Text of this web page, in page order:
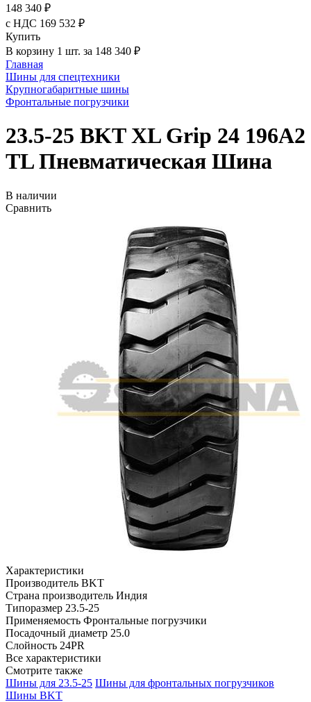
148 340 ₽
с НДС 169 532 ₽
Купить
В корзину 1 шт. за 148 340 ₽
Главная
Шины для спецтехники
Крупногабаритные шины
Фронтальные погрузчики
23.5-25 BKT XL Grip 24 196A2
TL Пневматическая Шина
В наличии
Сравнить
Характеристики
Производитель BKT
Страна производитель Индия
Типоразмер 23.5-25
Применяемость Фронтальные погрузчики
Посадочный диаметр 25.0
Слойность 24PR
Все характеристики
Смотрите также
Шины для 23.5-25 Шины для фронтальных погрузчиков
Шины BKT